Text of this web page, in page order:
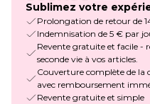
Sublimez votre
Prolongation de retour de
Indemnisation de 5 € par
Revente gratuite et facile -
seconde vie à vos articles.
Couverture complète de
avec remboursement
Revente gratuite et simple